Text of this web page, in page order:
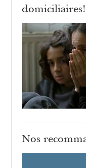
domiciliaires!
Nos